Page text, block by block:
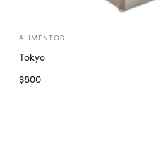
ALIMENTOS
Tokyo
$800